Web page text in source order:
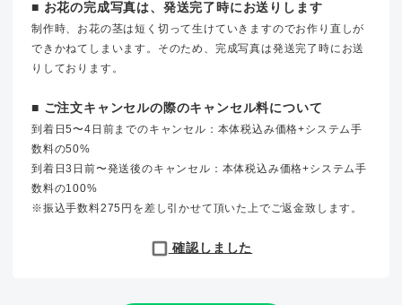
■ お花の完成写真は、発送完了時にお送りします
制作時、お花の茎は短く切って生けていきますのでお作り直しが
できかねてしまいます。そのため、完成写真は発送完了時にお送
りしております。
■ ご注文キャンセルの際のキャンセル料について
到着日5〜4日前までのキャンセル：本体税込み価格+システム手
数料の50%
到着日3日前〜発送後のキャンセル：本体税込み価格+システム手
数料の100%
※振込手数料275円を差し引かせて頂いた上でご返金致します。
確認しました